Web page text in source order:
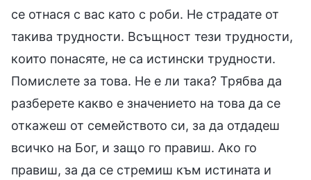
се отнася с вас като с роби. Не страдате от
такива трудности. Всъщност тези трудности,
които понасяте, не са истински трудности.
Помислете за това. Не е ли така? Трябва да
разберете какво е значението на това да се
откажеш от семейството си, за да отдадеш
всичко на Бог, и защо го правиш. Ако го
правиш, за да се стремиш към истината и